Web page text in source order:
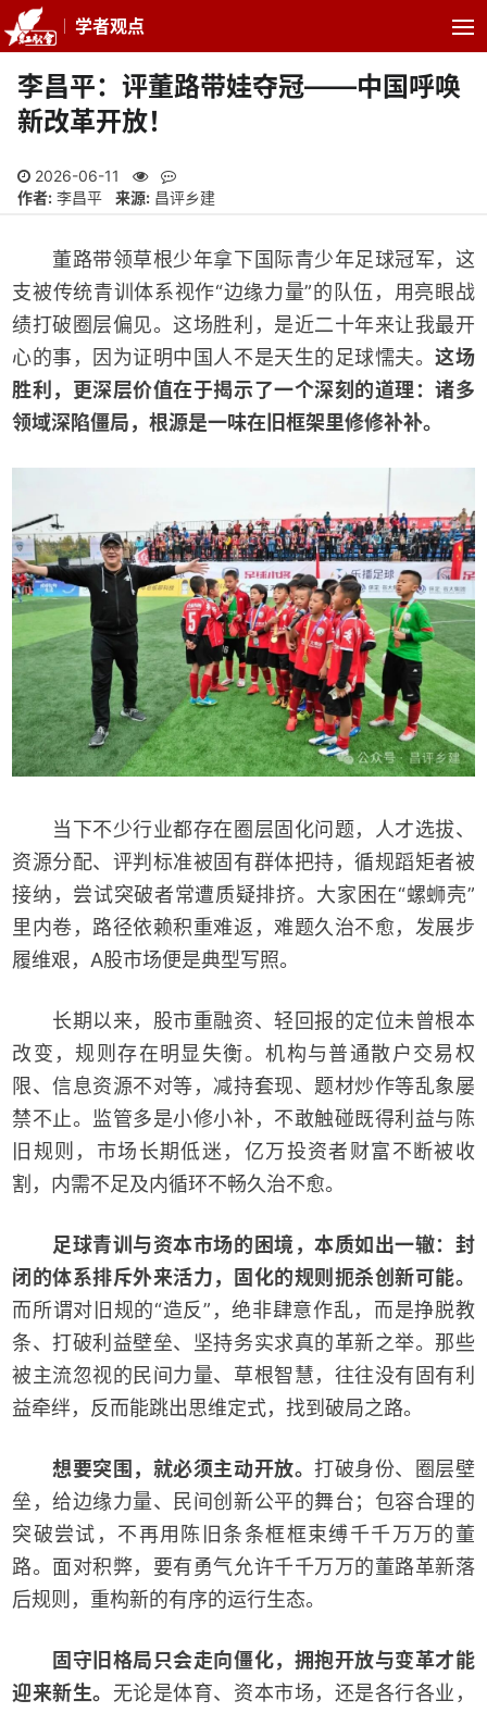
学者观点
李昌平：评董路带娃夺冠——中国呼唤
新改革开放！
2026-06-11
作者: 李昌平 来源: 昌评乡建
董路带领草根少年拿下国际青少年足球冠军，这
支被传统青训体系视作“边缘力量”的队伍，用亮眼战
绩打破圈层偏见。这场胜利，是近二十年来让我最开
心的事，因为证明中国人不是天生的足球懦夫。这场
胜利，更深层价值在于揭示了一个深刻的道理：诸多
领域深陷僵局，根源是一味在旧框架里修修补补。
当下不少行业都存在圈层固化问题，人才选拔、
资源分配、评判标准被固有群体把持，循规蹈矩者被
接纳，尝试突破者常遭质疑排挤。大家困在“螺蛳壳”
里内卷，路径依赖积重难返，难题久治不愈，发展步
履维艰，A股市场便是典型写照。
长期以来，股市重融资、轻回报的定位未曾根本
改变，规则存在明显失衡。机构与普通散户交易权
限、信息资源不对等，减持套现、题材炒作等乱象屡
禁不止。监管多是小修小补，不敢触碰既得利益与陈
旧规则，市场长期低迷，亿万投资者财富不断被收
割，内需不足及内循环不畅久治不愈。
足球青训与资本市场的困境，本质如出一辙：封
闭的体系排斥外来活力，固化的规则扼杀创新可能。
而所谓对旧规的“造反”，绝非肆意作乱，而是挣脱教
条、打破利益壁垒、坚持务实求真的革新之举。那些
被主流忽视的民间力量、草根智慧，往往没有固有利
益牵绊，反而能跳出思维定式，找到破局之路。
想要突围，就必须主动开放。打破身份、圈层壁
垒，给边缘力量、民间创新公平的舞台；包容合理的
突破尝试，不再用陈旧条条框框束缚千千万万的董
路。面对积弊，要有勇气允许千千万万的董路革新落
后规则，重构新的有序的运行生态。
固守旧格局只会走向僵化，拥抱开放与变革才能
迎来新生。 无论是体育、资本市场，还是各行各业，